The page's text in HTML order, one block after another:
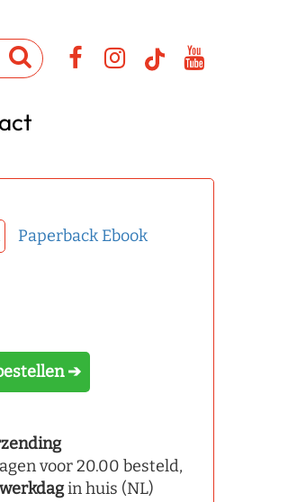
Paperback Ebook
➔
voor 20.00 besteld,
in huis (NL)